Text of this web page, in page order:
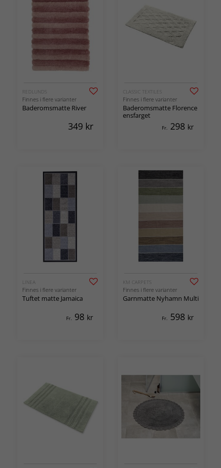
REDLUNDS
Finnes i flere varianter
Baderomsmatte River
349 kr
CLASSIC TEXTILES
Finnes i flere varianter
Baderomsmatte Florence
ensfarget
Fr. 298 kr
LINEA
Finnes i flere varianter
Tuftet matte Jamaica
Fr. 98 kr
KM CARPETS
Finnes i flere varianter
Garnmatte Nyhamn Multi
Fr. 598 kr